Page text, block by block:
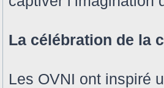
La célébration de la
Les OVNI ont inspiré